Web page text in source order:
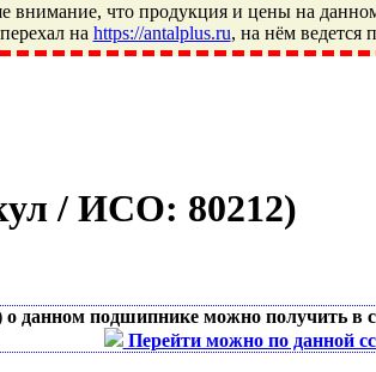
что продукция и цены на
на https://antalplus.ru, на нём ведется
Щелково, Москва, Пушкино, Королёв,
Neutral, WHX, ZWZ, CRAFT, СПЗ-4,
/ ИСО: 80212)
данном подшипнике можно получить
Перейти можно по данной